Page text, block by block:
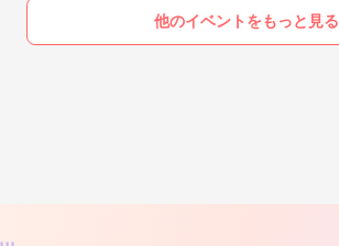
他のイベントをもっと見る